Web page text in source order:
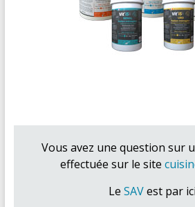
Vous avez une question sur
effectuée sur le site
Le SAVest par